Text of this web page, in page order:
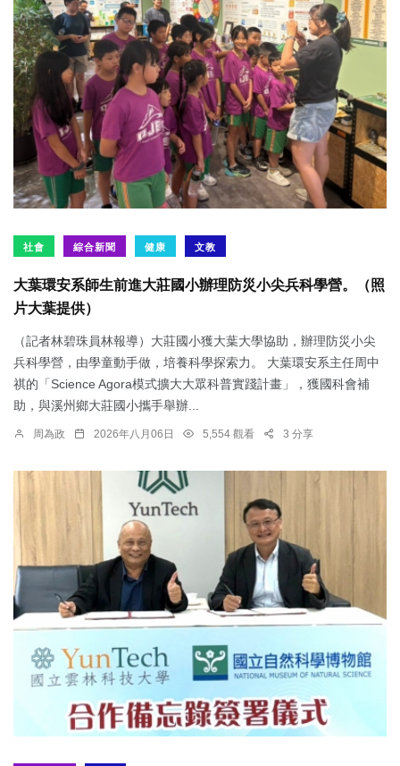
社會 綜合新聞 健康 文教
大葉環安系師生前進大莊國小辦理防災小尖兵科學營。（照
片大葉提供）
（記者林碧珠員林報導）大莊國小獲大葉大學協助，辦理防災小尖
兵科學營，由學童動手做，培養科學探索力。 大葉環安系主任周中
祺的「Science Agora模式擴大大眾科普實踐計畫」，獲國科會補
助，與溪州鄉大莊國小攜手舉辦...
周為政 2026年八月06日 5,554 觀看 3 分享